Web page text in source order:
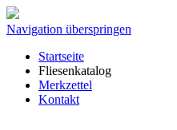
Navigation überspringen
Startseite
Fliesenkatalog
Merkzettel
Kontakt